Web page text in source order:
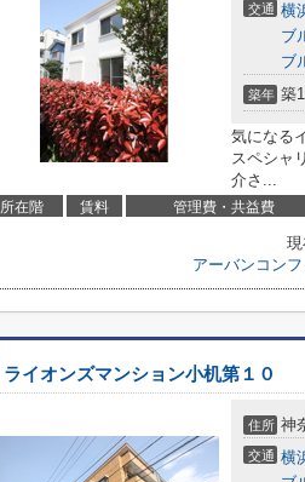
交通 横
ブ
ブ
築年 築
気になる
スペシャ
介さ...
所在階 賃料 管理費・共益費
現
アーバンコン
ライオンズマンション小机第１０
住所 神
交通 横